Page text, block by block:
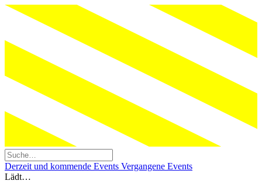
Derzeit und kommende Events Vergangene Events
Lädt…